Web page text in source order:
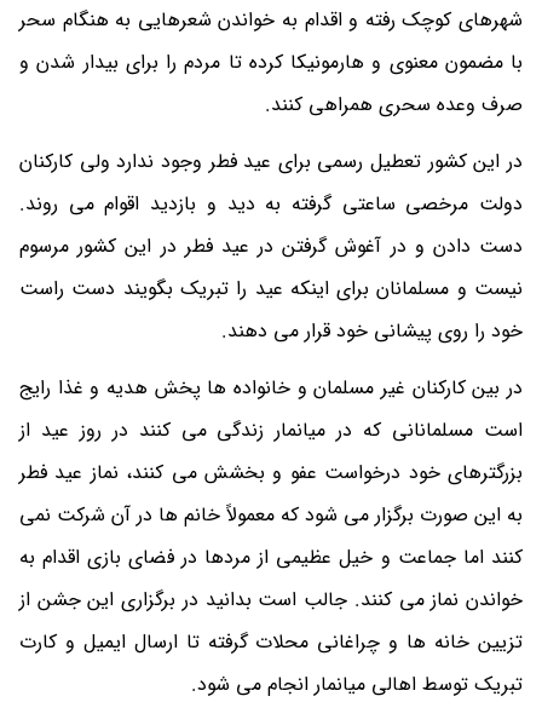
شهرهای کوچک رفته و اقدام به خواندن شعرهایی به هنگام سحر
با مضمون معنوی و هارمونیکا کرده تا مردم را برای بیدار شدن و
صرف وعده سحری همراهی کنند.
در این کشور تعطیل رسمی برای عید فطر وجود ندارد ولی کارکنان
دولت مرخصی ساعتی گرفته به دید و بازدید اقوام می روند.
دست دادن و در آغوش گرفتن در عید فطر در این کشور مرسوم
نیست و مسلمانان برای اینکه عید را تبریک بگویند دست راست
خود را روی پیشانی خود قرار می دهند.
در بین کارکنان غیر مسلمان و خانواده ها پخش هدیه و غذا رایج
است مسلمانانی که در میانمار زندگی می کنند در روز عید از
بزرگترهای خود درخواست عفو و بخشش می کنند، نماز عید فطر
به این صورت برگزار می شود که معمولاً خانم ها در آن شرکت نمی
کنند اما جماعت و خیل عظیمی از مردها در فضای بازی اقدام به
خواندن نماز می کنند. جالب است بدانید در برگزاری این جشن از
تزیین خانه ها و چراغانی محلات گرفته تا ارسال ایمیل و کارت
تبریک توسط اهالی میانمار انجام می شود.